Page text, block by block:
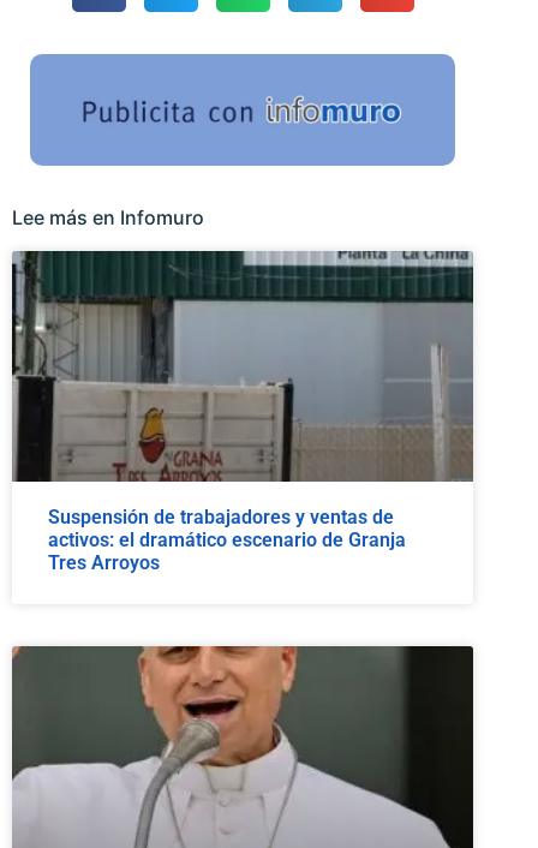
Lee más en Infomuro
Suspensión de trabajadores y ventas de
activos: el dramático escenario de Granja
Tres Arroyos